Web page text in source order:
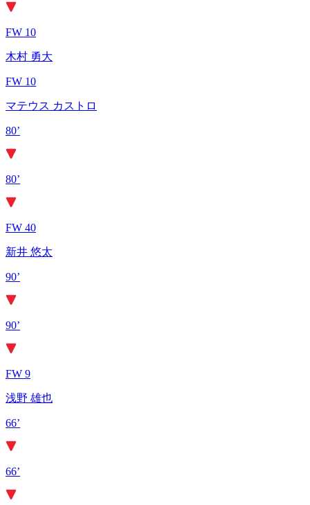
FW 10
木村 勇大
FW 10
マテウス カストロ
80’
80’
FW 40
新井 悠太
90’
90’
FW 9
浅野 雄也
66’
66’